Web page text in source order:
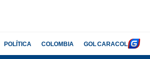
POLÍTICA COLOMBIA GOL CARACOL